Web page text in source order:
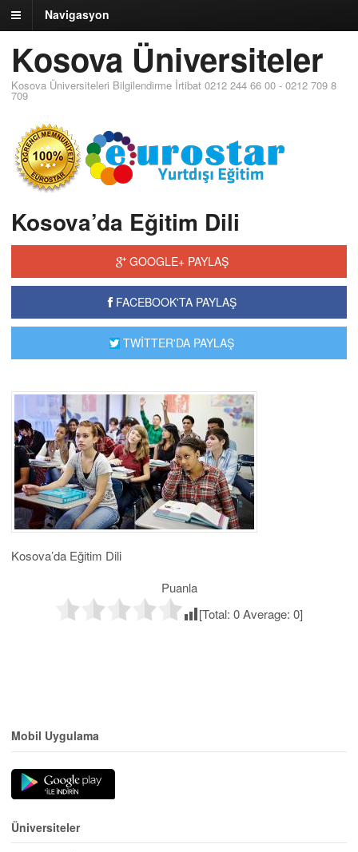
Navigasyon
Kosova Üniversiteler
Kosova Üniversiteleri Bilgilendirme İrtibat 0212 244 66 00 - 0212 709 8
709
Kosova’da Eğitim Dili
GOOGLE+ PAYLAŞ
FACEBOOK'TA PAYLAŞ
TWİTTER'DA PAYLAŞ
Kosova’da Eğitim Dili
Puanla
[Total: 0Average: 0]
Mobil Uygulama
Üniversiteler